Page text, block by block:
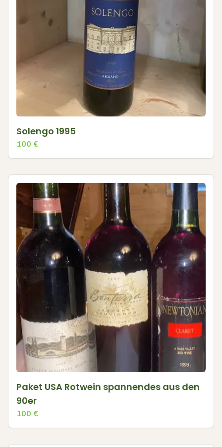
Solengo 1995
100 €
Paket USA Rotwein spannendes aus den
90er
100 €